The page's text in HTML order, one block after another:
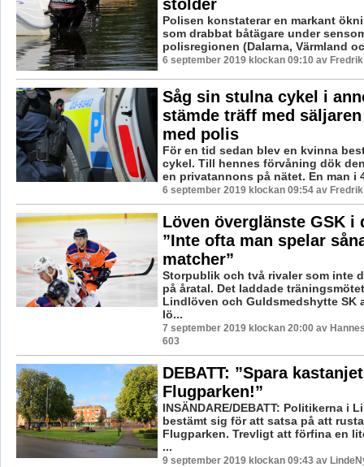
stölder
Polisen konstaterar en markant
som drabbat båtägare under
polisregionen (Dalarna, Värmland
6 september 2019 klockan 09:10 av
Såg sin stulna cykel i
stämde träff med
med polis
För en tid sedan blev en kvinna
cykel. Till hennes förvåning dök
en privatannons på nätet. En man i
6 september 2019 klockan 09:54 av
Löven överglänste GSK i
”Inte ofta man spelar
matcher”
Storpublik och två rivaler som inte
på åratal. Det laddade
Lindlöven och Guldsmedshytte SK
lö...
7 september 2019 klockan 20:00 av
603
DEBATT: ”Spara
Flugparken!”
INSÄNDARE/DEBATT: Politikerna i
bestämt sig för att satsa på att
Flugparken. Trevligt att förfina en
...
9 september 2019 klockan 09:43 av